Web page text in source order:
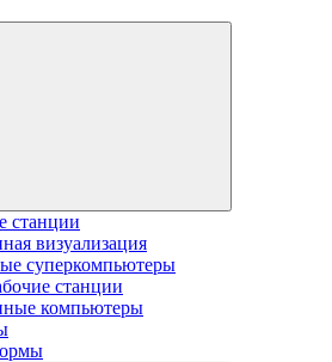
станции
визуализация
суперкомпьютеры
станции
компьютеры